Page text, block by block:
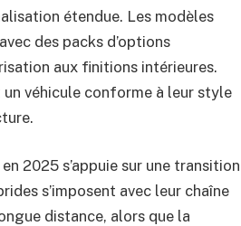
étendue. Les modèles
des packs d’options
aux finitions intérieures.
véhicule conforme à leur style
2025 s’appuie sur une transition
s’imposent avec leur chaîne
distance, alors que la